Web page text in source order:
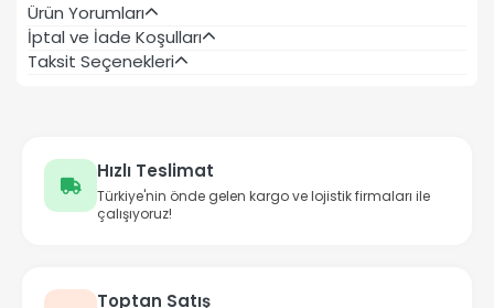
Ürün Yorumları
İptal ve İade Koşulları
Taksit Seçenekleri
Hızlı Teslimat
Türkiye'nin önde gelen kargo ve lojistik firmaları ile
çalışıyoruz!
Toptan Satış